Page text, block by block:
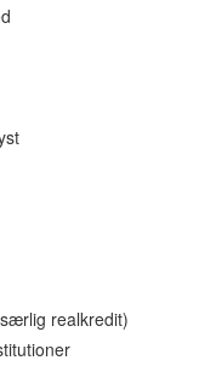
realkredit)